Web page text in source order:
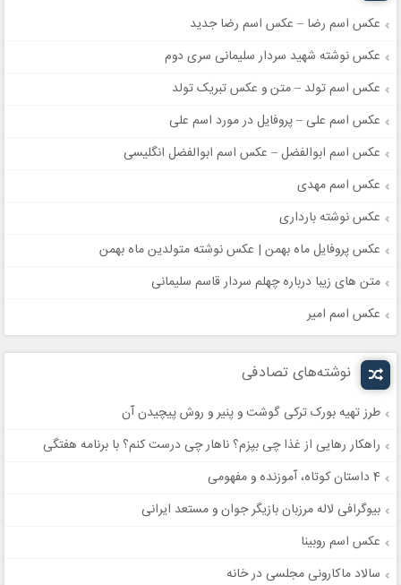
عکس اسم رضا – عکس اسم رضا جدید
عکس نوشته شهید سردار سلیمانی سری دوم
عکس اسم تولد – متن و عکس تبریک تولد
عکس اسم علی – پروفایل در مورد اسم علی
عکس اسم ابوالفضل – عکس اسم ابوالفضل انگلیسی
عکس اسم مهدی
عکس نوشته بارداری
عکس پروفایل ماه بهمن | عکس نوشته متولدین ماه بهمن
متن های زیبا درباره چهلم سردار قاسم سلیمانی
عکس اسم امیر
نوشته‌های تصادفی
طرز تهیه بورک ترکی گوشت و پنیر و روش پیچیدن آن
راهکار رهایی از غذا چی بپزم؟ ناهار چی درست کنم؟ با برنامه هفتگی
4 داستان کوتاه، آموزنده و مفهومی
بیوگرافی لاله مرزبان بازیگر جوان و مستعد ایرانی
عکس اسم روبینا
سالاد ماکارونی مجلسی در خانه